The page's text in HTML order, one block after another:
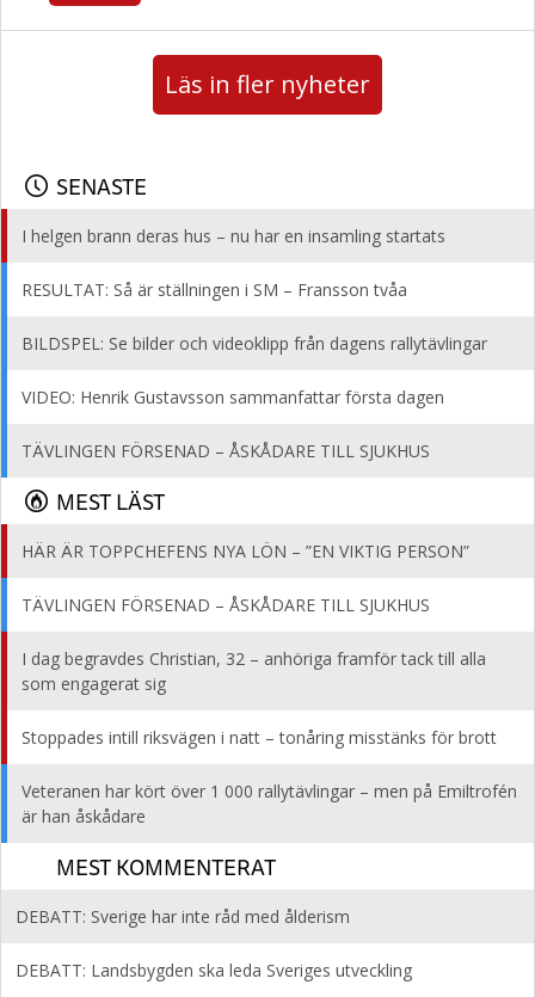
Läs in fler nyheter
SENASTE
I helgen brann deras hus – nu har en insamling startats
RESULTAT: Så är ställningen i SM – Fransson tvåa
BILDSPEL: Se bilder och videoklipp från dagens rallytävlingar
VIDEO: Henrik Gustavsson sammanfattar första dagen
TÄVLINGEN FÖRSENAD – ÅSKÅDARE TILL SJUKHUS
MEST LÄST
HÄR ÄR TOPPCHEFENS NYA LÖN – ”EN VIKTIG PERSON”
TÄVLINGEN FÖRSENAD – ÅSKÅDARE TILL SJUKHUS
I dag begravdes Christian, 32 – anhöriga framför tack till alla
som engagerat sig
Stoppades intill riksvägen i natt – tonåring misstänks för brott
Veteranen har kört över 1 000 rallytävlingar – men på Emiltrofén
är han åskådare
MEST KOMMENTERAT
DEBATT: Sverige har inte råd med ålderism
DEBATT: Landsbygden ska leda Sveriges utveckling